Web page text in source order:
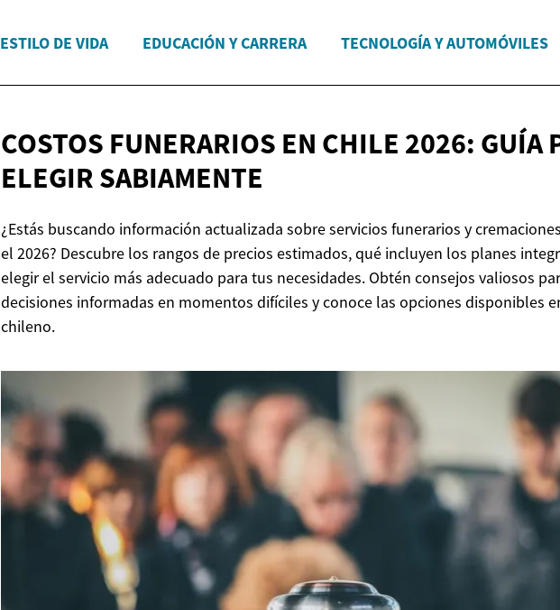
ESTILO DE VIDA EDUCACIÓN Y CARRERA TECNOLOGÍA Y AUTOMÓVILES
COSTOS FUNERARIOS EN CHILE 2026: GUÍA
ELEGIR SABIAMENTE
¿Estás buscando información actualizada sobre servicios funerarios y
el 2026? Descubre los rangos de precios estimados, qué incluyen los planes
elegir el servicio más adecuado para tus necesidades. Obtén consejos valiosos
decisiones informadas en momentos difíciles y conoce las opciones disponibles
chileno.